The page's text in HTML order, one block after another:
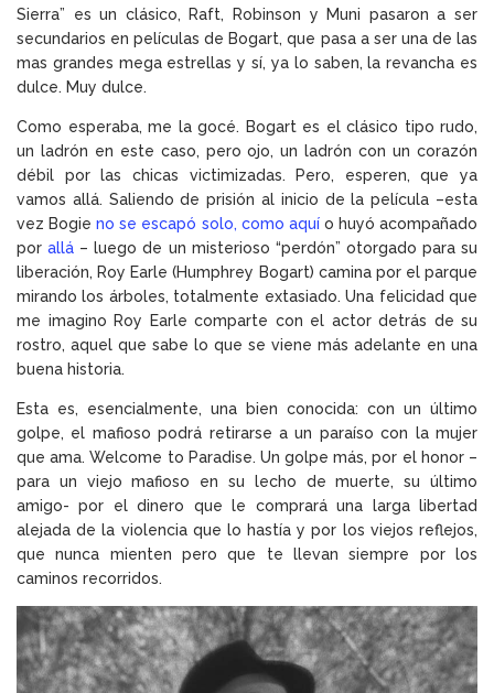
Sierra” es un clásico, Raft, Robinson y Muni pasaron a ser
secundarios en películas de Bogart, que pasa a ser una de las
mas grandes mega estrellas y sí, ya lo saben, la revancha es
dulce. Muy dulce.
Como esperaba, me la gocé. Bogart es el clásico tipo rudo,
un ladrón en este caso, pero ojo, un ladrón con un corazón
débil por las chicas victimizadas. Pero, esperen, que ya
vamos allá. Saliendo de prisión al inicio de la película –esta
vez Bogieno se escapó solo, como aquío huyó acompañado
porallá – luego de un misterioso “perdón” otorgado para su
liberación, Roy Earle (Humphrey Bogart) camina por el parque
mirando los árboles, totalmente extasiado. Una felicidad que
me imagino Roy Earle comparte con el actor detrás de su
rostro, aquel que sabe lo que se viene más adelante en una
buena historia.
Esta es, esencialmente, una bien conocida: con un último
golpe, el mafioso podrá retirarse a un paraíso con la mujer
que ama. Welcome to Paradise. Un golpe más, por el honor –
para un viejo mafioso en su lecho de muerte, su último
amigo- por el dinero que le comprará una larga libertad
alejada de la violencia que lo hastía y por los viejos reflejos,
que nunca mienten pero que te llevan siempre por los
caminos recorridos.